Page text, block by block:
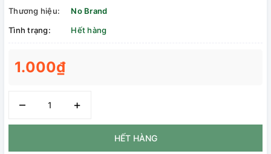
Thương hiệu:
No Brand
Tình trạng:
Hết hàng
1.000₫
– +
HẾT HÀNG